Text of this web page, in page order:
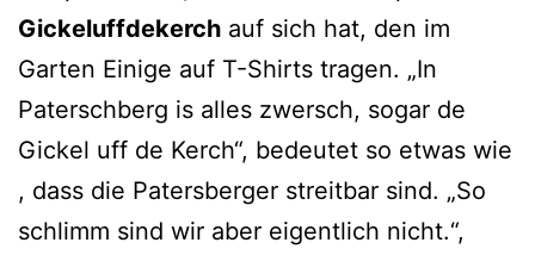
Gickeluffdekerch auf sich hat, den im
Garten Einige auf T-Shirts tragen. „In
Paterschberg is alles zwersch, sogar de
Gickel uff de Kerch“, bedeutet so etwas wie
, dass die Patersberger streitbar sind. „So
schlimm sind wir aber eigentlich nicht.“,